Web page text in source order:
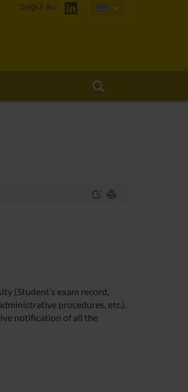
Segui su
(Student’s exam record,
procedures, etc.).
notification of all the